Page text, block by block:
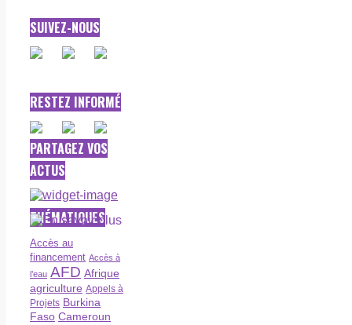
SUIVEZ-NOUS
RESTEZ INFORMÉ
PARTAGEZ VOS
ACTUS
THÉMATIQUES
Accès au
financement Accès à
l’eau AFD Afrique
agriculture Appels à
Projets Burkina
Faso Cameroun